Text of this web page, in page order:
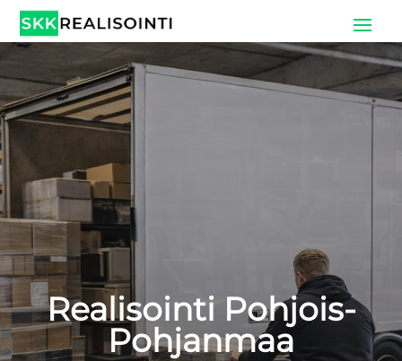
Realisointi Pohjois-
Pohjanmaa